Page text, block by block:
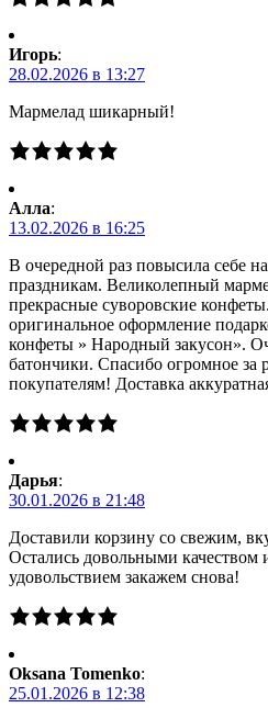
Игорь:
28.02.2026 в 13:27
Мармелад шикарный!
Алла:
13.02.2026 в 16:25
В очередной раз повысила себе
праздникам. Великолепный
прекрасные суворовские
оригинальное оформление
конфеты » Народный закусон».
батончики. Спасибо огромное за
покупателям! Доставка
Дарья:
30.01.2026 в 21:48
Доставили корзину со свежим,
Остались довольными качеством
удовольствием закажем снова!
Oksana Tomenko:
25.01.2026 в 12:38